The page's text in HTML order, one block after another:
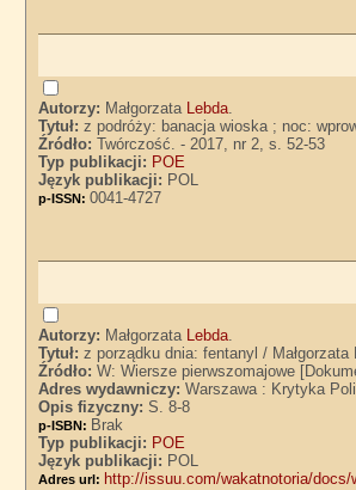
Autorzy: Małgorzata Lebda.
Tytuł:z podróży: banacja wioska ; noc:
Źródło:Twórczość. - 2017, nr 2, s. 52-53
Typ publikacji: POE
Język publikacji: POL
p-ISSN:0041-4727
Autorzy: Małgorzata Lebda.
Tytuł:z porządku dnia: fentanyl / Małgorzata
Źródło:W: Wiersze pierwszomajowe
Adres wydawniczy:Warszawa : Krytyka
Opis fizyczny:S. 8-8
p-ISBN: Brak
Typ publikacji: POE
Język publikacji: POL
Adres url: http://issuu.com/wakatnotoria/